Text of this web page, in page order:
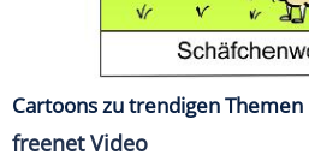
Cartoons zu trendigen Themen
freenet Video